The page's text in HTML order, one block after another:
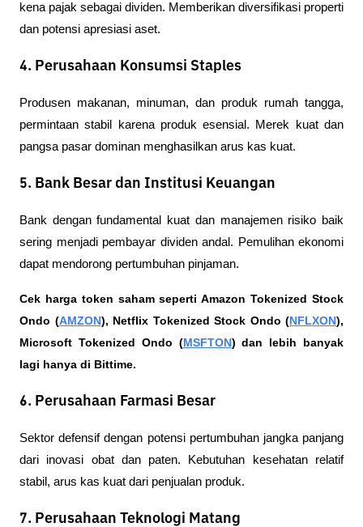
kena pajak sebagai dividen. Memberikan diversifikasi properti
dan potensi apresiasi aset.
4. Perusahaan Konsumsi Staples
Produsen makanan, minuman, dan produk rumah tangga,
permintaan stabil karena produk esensial. Merek kuat dan
pangsa pasar dominan menghasilkan arus kas kuat.
5. Bank Besar dan Institusi Keuangan
Bank dengan fundamental kuat dan manajemen risiko baik
sering menjadi pembayar dividen andal. Pemulihan ekonomi
dapat mendorong pertumbuhan pinjaman.
Cek harga token saham seperti Amazon Tokenized Stock
Ondo (AMZON), Netflix Tokenized Stock Ondo (NFLXON),
Microsoft Tokenized Ondo (MSFTON) dan lebih banyak
lagi hanya di Bittime.
6. Perusahaan Farmasi Besar
Sektor defensif dengan potensi pertumbuhan jangka panjang
dari inovasi obat dan paten. Kebutuhan kesehatan relatif
stabil, arus kas kuat dari penjualan produk.
7. Perusahaan Teknologi Matang